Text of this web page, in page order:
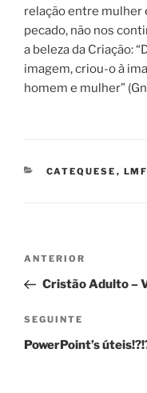
relação entre mulher
pecado, não nos
a beleza da Criação:
imagem, criou-o à
homem e mulher” (Gn
CATEGORIAS
CATEQUESE ,
Navegação
artigos
Conteúdo
anterior
ANTERIOR
Cristão Adulto –
Conteúdo
seguinte
SEGUINTE
PowerPoint’s